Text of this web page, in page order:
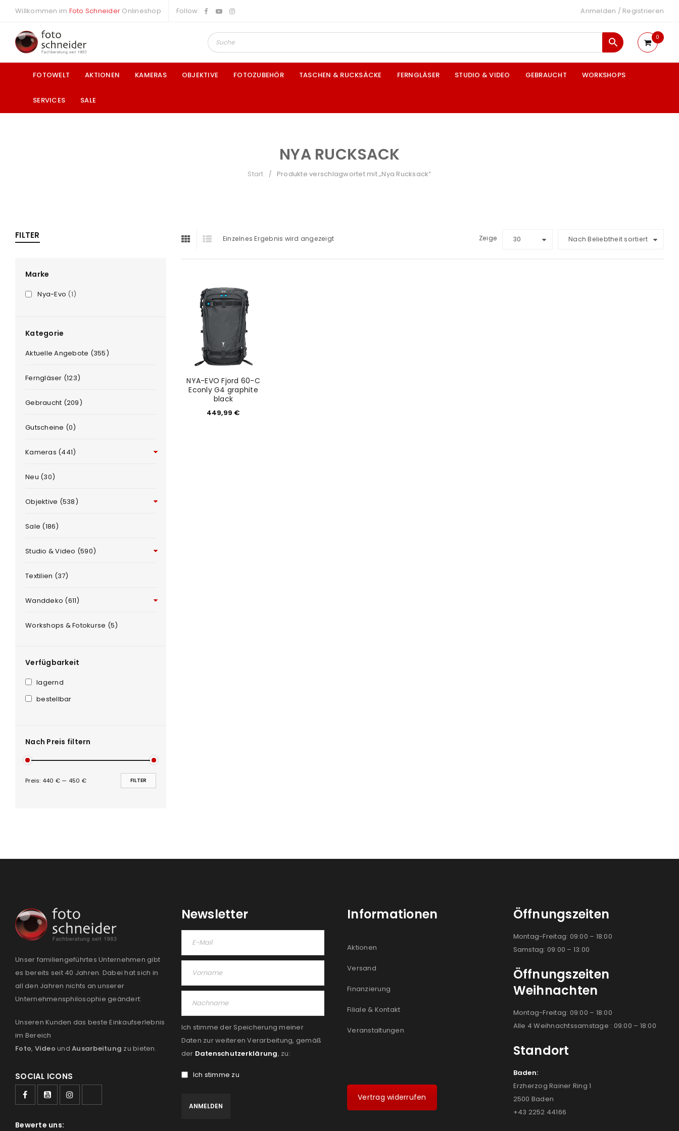
Passwort
Willkommen im Foto Schneider Onlineshop Follow: Anmelden / Registrieren
0
FOTOWELT AKTIONEN KAMERAS OBJEKTIVE FOTOZUBEHÖR TASCHEN & RUCKSÄCKE FERNGLÄSER STUDIO & VIDEO GEBRAUCHT WORKSHOPS
SERVICES SALE
NYA RUCKSACK
Start / Produkte verschlagwortet mit „Nya Rucksack“
FILTER
Marke
Nya-Evo (1)
Kategorie
Aktuelle Angebote (355)
Ferngläser (123)
Gebraucht (209)
Gutscheine (0)
Kameras (441)
Neu (30)
Objektive (538)
Sale (186)
Studio & Video (590)
Textilien (37)
Wanddeko (611)
Workshops & Fotokurse (5)
Verfügbarkeit
lagernd
bestellbar
Nach Preis filtern
FILTER
Preis: 440 €— 450 €
Einzelnes Ergebnis wird angezeigt Nach Beliebtheit sortiert
Zeige 30
NYA-EVO Fjord 60-C
Econly G4 graphite
black
449,99 €
Unser familiengeführtes Unternehmen gibt
es bereits seit 40 Jahren. Dabei hat sich in
all den Jahren nichts an unserer
Unternehmensphilosophie geändert:
Unseren Kunden das beste Einkaufserlebnis
im Bereich
Foto, Video und Ausarbeitung zu bieten.
SOCIAL ICONS
Bewerte uns:
Newsletter
Ich stimme der Speicherung meiner
Daten zur weiteren Verarbeitung, gemäß
der Datenschutzerklärung, zu:
Ich stimme zu
Informationen
Aktionen
Versand
Finanzierung
Filiale & Kontakt
Veranstaltungen
Vertrag widerrufen
Öffnungszeiten
Montag-Freitag: 09:00 – 18:00
Samstag: 09:00 – 13:00
Öffnungszeiten
Weihnachten
Montag-Freitag: 09:00 – 18:00
Alle 4 Weihnachtssamstage : 09:00 – 18:00
Standort
Baden:
Erzherzog Rainer Ring 1
2500 Baden
+43 2252 44166